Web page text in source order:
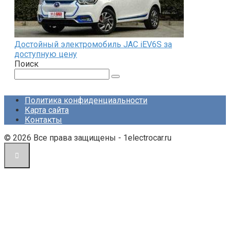
Достойный электромобиль JAC iEV6S за
доступную цену
Поиск
Политика конфиденциальности
Карта сайта
Контакты
© 2026 Все права защищены - 1electrocar.ru